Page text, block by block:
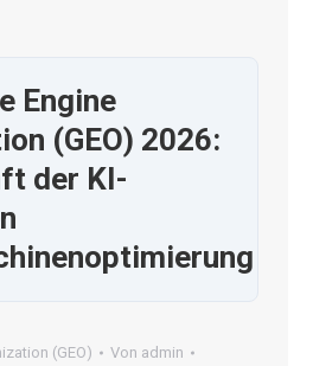
Engine
(GEO) 2026:
der KI-
(GEO) Von admin